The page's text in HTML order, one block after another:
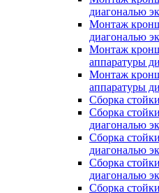
диагональю
Монтаж
диагональю
Монтаж
аппаратуры
Монтаж
аппаратуры
Сборка
Сборка
диагональю
Сборка
диагональю
Сборка
диагональю
Сборка